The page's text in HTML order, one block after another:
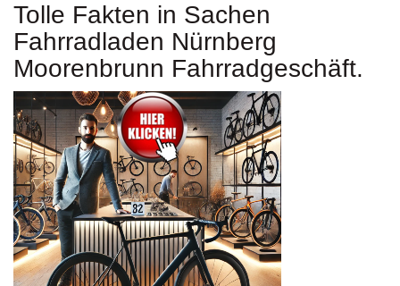
Tolle Fakten in Sachen
Fahrradladen Nürnberg
Moorenbrunn Fahrradgeschäft.